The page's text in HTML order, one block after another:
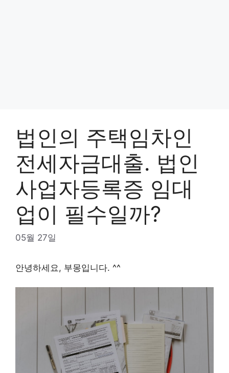
법인의 주택임차인
전세자금대출. 법인
사업자등록증 임대
업이 필수일까?
05월 27일
안녕하세요, 부몽입니다. ^^